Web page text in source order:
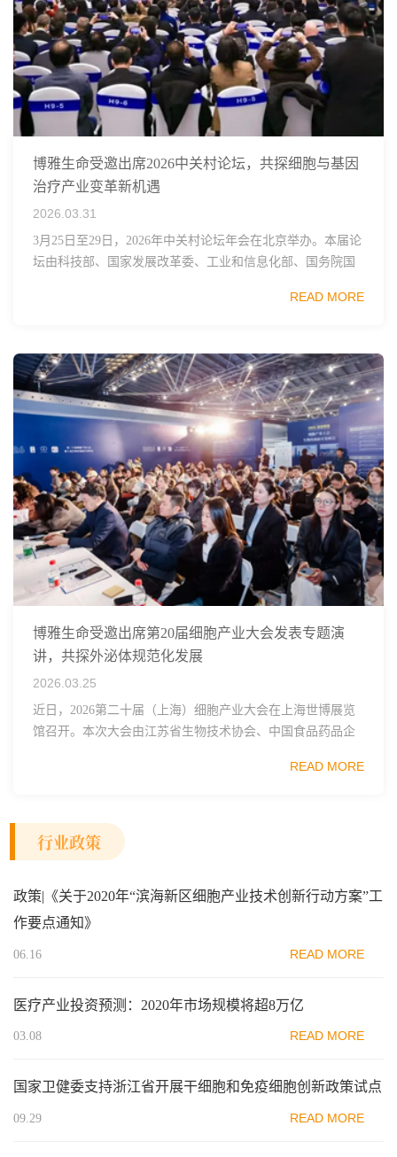
博雅生命受邀出席2026中关村论坛，共探细胞与基因
治疗产业变革新机遇
2026.03.31
3月25日至29日，2026年中关村论坛年会在北京举办。本届论
坛由科技部、国家发展改革委、工业和信息化部、国务院国
READ MORE
博雅生命受邀出席第20届细胞产业大会发表专题演
讲，共探外泌体规范化发展
2026.03.25
近日，2026第二十届（上海）细胞产业大会在上海世博展览
馆召开。本次大会由江苏省生物技术协会、中国食品药品企
范区生物医药行业协会、瑞士日内瓦长寿科学...
READ MORE
行业政策
政策|《关于2020年“滨海新区细胞产业技术创新行动方案”工
作要点通知》
06.16 READ MORE
医疗产业投资预测：2020年市场规模将超8万亿
03.08 READ MORE
国家卫健委支持浙江省开展干细胞和免疫细胞创新政策试点
09.29 READ MORE